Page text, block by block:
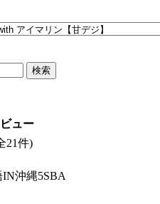
ュー
21件)
沖縄5SBA